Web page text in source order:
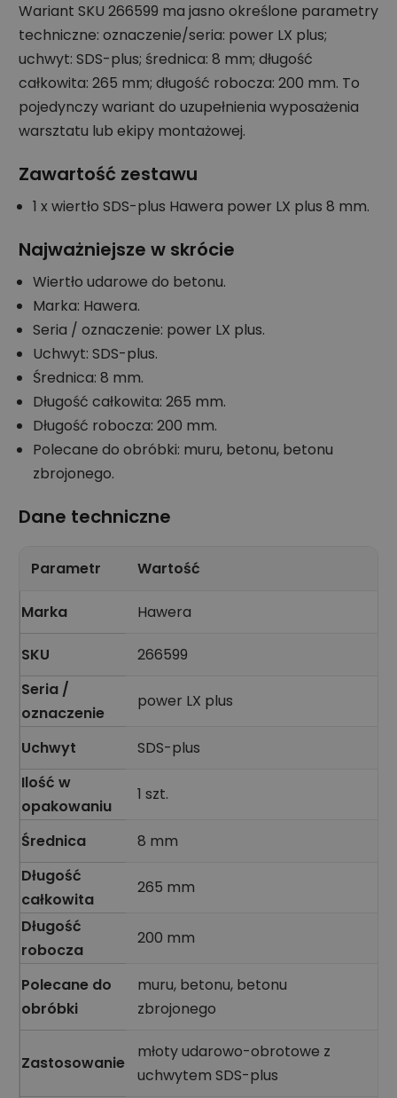
Wariant SKU 266599 ma jasno określone parametry
techniczne: oznaczenie/seria: power LX plus;
uchwyt: SDS-plus; średnica: 8 mm; długość
całkowita: 265 mm; długość robocza: 200 mm. To
pojedynczy wariant do uzupełnienia wyposażenia
warsztatu lub ekipy montażowej.
Zawartość zestawu
1 x wiertło SDS-plus Hawera power LX plus 8 mm.
Najważniejsze w skrócie
Wiertło udarowe do betonu.
Marka: Hawera.
Seria / oznaczenie: power LX plus.
Uchwyt: SDS-plus.
Średnica: 8 mm.
Długość całkowita: 265 mm.
Długość robocza: 200 mm.
Polecane do obróbki: muru, betonu, betonu
zbrojonego.
Dane techniczne
Parametr Wartość
Marka Hawera
SKU
266599
Seria /
oznaczenie
power LX plus
Uchwyt
SDS-plus
Ilość w
opakowaniu
1 szt.
Średnica
8 mm
Długość
całkowita
265 mm
Długość
robocza
200 mm
Polecane do
obróbki
muru, betonu, betonu
zbrojonego
Zastosowanie
młoty udarowo-obrotowe z
uchwytem SDS-plus